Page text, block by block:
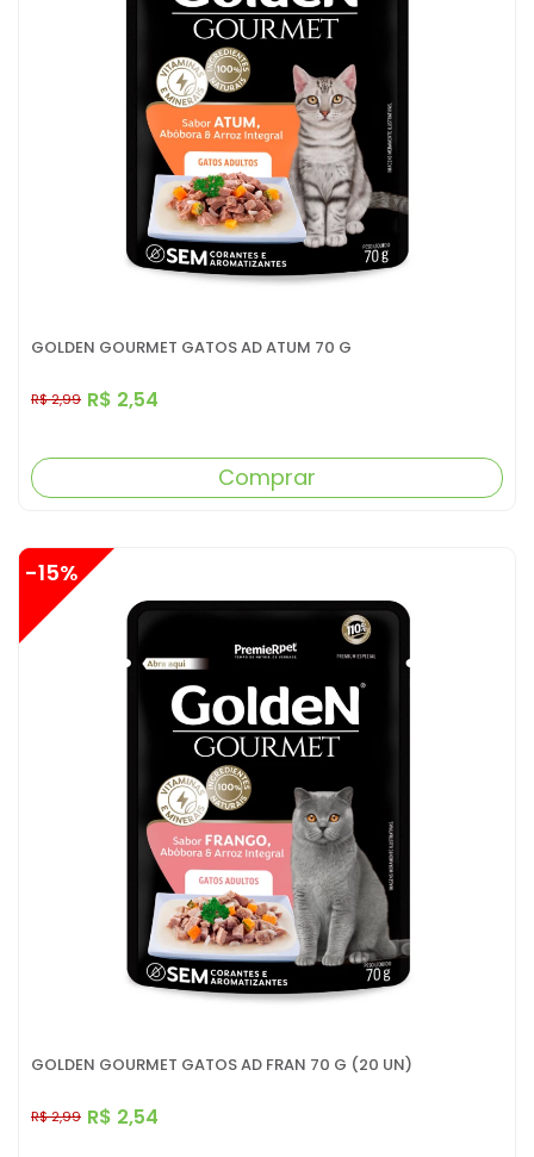
GOLDEN GOURMET GATOS AD ATUM 70 G
R$ 2,54
R$ 2,99
Comprar
GOLDEN GOURMET GATOS AD FRAN 70 G (20 UN)
R$ 2,54
R$ 2,99
-15%